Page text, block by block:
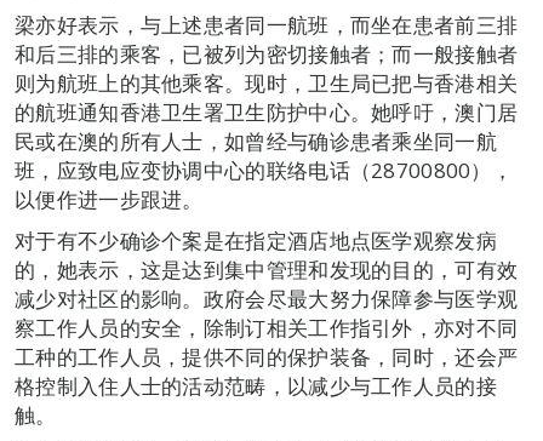
梁亦好表示，与上述患者同一航班，而坐在患者前三排
和后三排的乘客，已被列为密切接触者；而一般接触者
则为航班上的其他乘客。现时，卫生局已把与香港相关
的航班通知香港卫生署卫生防护中心。她呼吁，澳门居
民或在澳的所有人士，如曾经与确诊患者乘坐同一航
班，应致电应变协调中心的联络电话（28700800），
以便作进一步跟进。
对于有不少确诊个案是在指定酒店地点医学观察发病
的，她表示，这是达到集中管理和发现的目的，可有效
减少对社区的影响。政府会尽最大努力保障参与医学观
察工作人员的安全，除制订相关工作指引外，亦对不同
工种的工作人员，提供不同的保护装备，同时，还会严
格控制入住人士的活动范畴，以减少与工作人员的接
触。